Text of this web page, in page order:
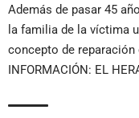
Además de pasar 45
la familia de la víctima
concepto de reparación
INFORMACIÓN: EL